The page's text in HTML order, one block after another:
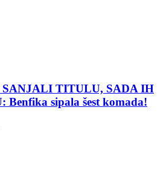
SANJALI TITULU, SADA IH
sipala šest komada!